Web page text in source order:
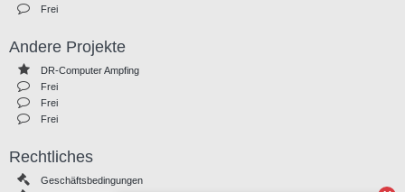
Frei
Andere Projekte
DR-Computer Ampfing
Frei
Frei
Frei
Rechtliches
Geschäftsbedingungen